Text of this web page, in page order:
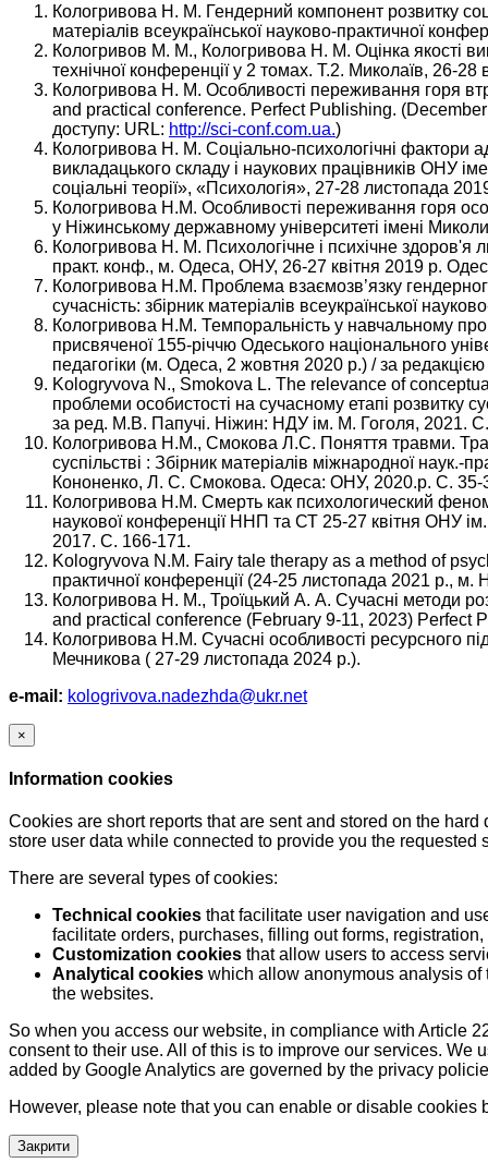
Кологривова Н. М. Гендерний компонент розвитку
матеріалів всеукраїнської науково-практичної
Кологривов М. М., Кологривова Н. М. Оцінка якості
технічної конференції у 2 томах. Т.2. Миколаїв, 26-
Кологривова Н. М. Особливості переживання горя
and practical conference. Perfect Publishing.
доступу: URL: http://sci-conf.com.ua.)
Кологривова Н. М. Соціально-психологічні фактори
викладацького складу і наукових працівників ОНУ
соціальні теорії», «Психологія», 27-28 листопада
Кологривова Н.М. Особливості переживання горя
у Ніжинському державному університеті імені
Кологривова Н. М. Психологiчнe i психiчнe здоров'я
практ. конф., м. Одеса, ОНУ, 26-27 квітня 2019 р.
Кологривова Н.М. Проблема взаємозв’язку
сучасність: збірник матеріалів всеукраїнської
Кологривова Н.М. Темпоральність у навчальному
присвяченої 155-річчю Одеського національного
педагогіки (м. Одеса, 2 жовтня 2020 р.) / за
Kologryvova N., Smokova L. The relevance of
проблеми особистості на сучасному етапі розвитку
за ред. М.В. Папучі. Ніжин: НДУ ім. М. Гоголя, 2021.
Кологривова Н.М., Смокова Л.С. Поняття травми.
суспільстві : Збірник матеріалів міжнародної
Кононенко, Л. С. Смокова. Одеса: ОНУ, 2020.р. С. 35-
Кологривова Н.М. Смерть как психологический
наукової конференції ННП та СТ 25-27 квітня ОНУ
2017. С. 166-171.
Kologryvova N.M. Fairy tale therapy as a method of
практичної конференції (24-25 листопада 2021 р.,
Кологривова Н. М., Троїцький А. А. Сучасні методи
and practical conference (February 9-11, 2023) Perfect
Кологривова Н.М. Сучасні особливості ресурсного
Мечникова ( 27-29 листопада 2024 р.).
e-mail: kologrivova.nadezhda@ukr.net
×
Information cookies
Cookies are short reports that are sent and stored on the
store user data while connected to provide you the
There are several types of cookies:
Technical cookies that facilitate user navigation and
facilitate orders, purchases, filling out forms,
Customization cookies that allow users to access
Analytical cookies which allow anonymous analysis
the websites.
So when you access our website, in compliance with Article
consent to their use. All of this is to improve our services.
added by Google Analytics are governed by the privacy
However, please note that you can enable or disable cookies
Закрити